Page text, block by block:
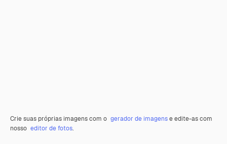
Crie suas próprias imagens com o gerador de imagense edite-as com
nosso editor de fotos.